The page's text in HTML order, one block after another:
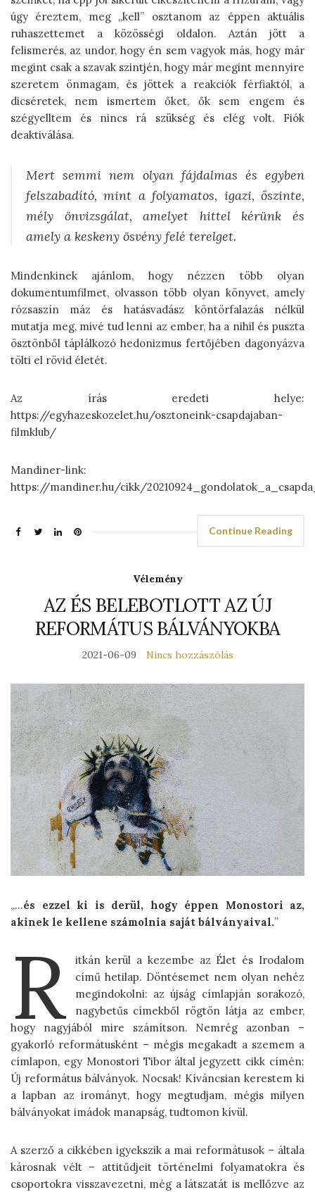
úgy éreztem, meg „kell” osztanom az éppen aktuális
ruhaszettemet a közösségi oldalon. Aztán jött a
felismerés, az undor, hogy én sem vagyok más, hogy már
megint csak a szavak szintjén, hogy már megint mennyire
szeretem önmagam, és jöttek a reakciók férfiaktól, a
dicséretek, nem ismertem őket, ők sem engem és
szégyelltem és nincs rá szükség és elég volt. Fiók
deaktiválása.
Mert semmi nem olyan fájdalmas és egyben
felszabadító, mint a folyamatos, igazi, őszinte,
mély önvizsgálat, amelyet hittel kérünk és
amely a keskeny ösvény felé terelget.
Mindenkinek ajánlom, hogy nézzen több olyan
dokumentumfilmet, olvasson több olyan könyvet, amely
rózsaszín máz és hatásvadász köntörfalazás nélkül
mutatja meg, mivé tud lenni az ember, ha a nihil és puszta
ösztönből táplálkozó hedonizmus fertőjében dagonyázva
tölti el rövid életét.
Az írás eredeti helye:
https://egyhazeskozelet.hu/osztoneink-csapdajaban-
filmklub/
Mandiner-link:
https://mandiner.hu/cikk/
Continue Reading
Vélemény
AZ ÉS BELEBOTLOTT AZ ÚJ
REFORMÁTUS BÁLVÁNYOKBA
2021-06-09 Nincs hozzászólás
„…és ezzel ki is derül, hogy éppen Monostori az,
akinek le kellene számolnia saját bálványaival.”
R
itkán kerül a kezembe az Élet és Irodalom
című hetilap. Döntésemet nem olyan nehéz
megindokolni: az újság címlapján sorakozó,
nagybetűs címekből rögtön látja az ember,
hogy nagyjából mire számítson. Nemrég azonban –
gyakorló reformátusként – mégis megakadt a szemem a
címlapon, egy Monostori Tibor által jegyzett cikk címén:
Új református bálványok. Nocsak! Kíváncsian kerestem ki
a lapban az irományt, hogy megtudjam, mégis milyen
bálványokat imádok manapság, tudtomon kívül.
A szerző a cikkében igyekszik a mai reformátusok – általa
károsnak vélt – attitűdjeit történelmi folyamatokra és
csoportokra visszavezetni, még a látszatát is mellőzve az